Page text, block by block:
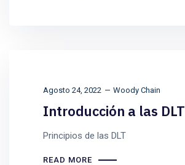
Agosto 24, 2022 Woody Chain
Introducción a las DLT
Principios de las DLT
READ MORE